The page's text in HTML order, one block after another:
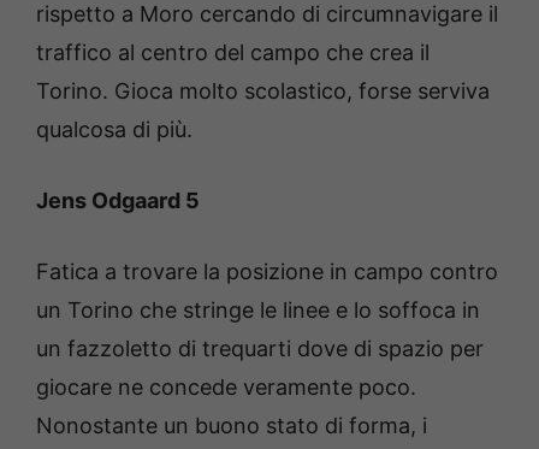
rispetto a Moro cercando di circumnavigare il
traffico al centro del campo che crea il
Torino. Gioca molto scolastico, forse serviva
qualcosa di più.
Jens Odgaard 5
Fatica a trovare la posizione in campo contro
un Torino che stringe le linee e lo soffoca in
un fazzoletto di trequarti dove di spazio per
giocare ne concede veramente poco.
Nonostante un buono stato di forma, i